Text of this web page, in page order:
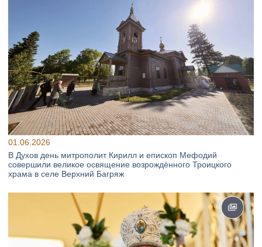
01.06.2026
В Духов день митрополит Кирилл и епископ Мефодий
совершили великое освящение возрождённого Троицкого
храма в селе Верхний Багряж